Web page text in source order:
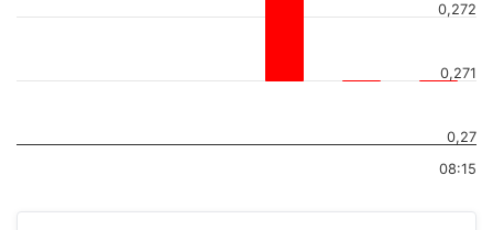
08:15
0,27
0,271
0,272